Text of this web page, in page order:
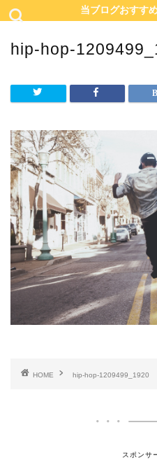
当ブログおすす
hip-hop-
HOME hip-hop-1209499_1920
スポンサ